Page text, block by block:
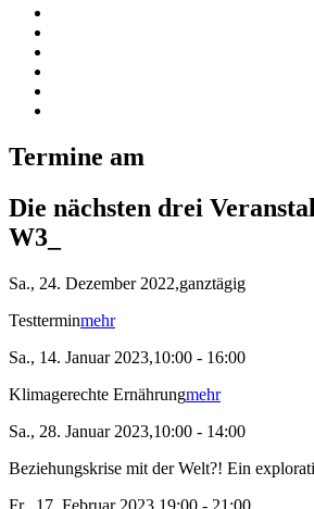
Termine am
Die nächsten drei
W3_
Sa., 24. Dezember 2022,ganztägig
Testterminmehr
Sa., 14. Januar 2023,10:00 - 16:00
Klimagerechte Ernährungmehr
Sa., 28. Januar 2023,10:00 - 14:00
Beziehungskrise mit der Welt?! Ein